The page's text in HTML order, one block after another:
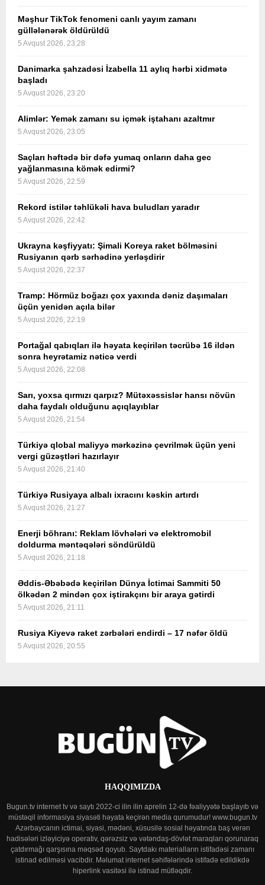
Məşhur TikTok fenomeni canlı yayım zamanı
güllələnərək öldürüldü
5 Avqust 2026, 23:28
Danimarka şahzadəsi İzabella 11 aylıq hərbi xidmətə
başladı
5 Avqust 2026, 23:20
Alimlər: Yemək zamanı su içmək iştahanı azaltmır
5 Avqust 2026, 23:05
Saçları həftədə bir dəfə yumaq onların daha gec
yağlanmasına kömək edirmi?
5 Avqust 2026, 22:59
Rekord istilər təhlükəli hava buludları yaradır
5 Avqust 2026, 22:42
Ukrayna kəşfiyyatı: Şimali Koreya raket bölməsini
Rusiyanın qərb sərhədinə yerləşdirir
5 Avqust 2026, 22:37
Tramp: Hörmüz boğazı çox yaxında dəniz daşımaları
üçün yenidən açıla bilər
5 Avqust 2026, 22:19
Portağal qabıqları ilə həyata keçirilən təcrübə 16 ildən
sonra heyrətamiz nəticə verdi
5 Avqust 2026, 22:08
Sarı, yoxsa qırmızı qarpız? Mütəxəssislər hansı növün
daha faydalı olduğunu açıqlayıblar
5 Avqust 2026, 21:54
Türkiyə qlobal maliyyə mərkəzinə çevrilmək üçün yeni
vergi güzəştləri hazırlayır
5 Avqust 2026, 21:40
Türkiyə Rusiyaya albalı ixracını kəskin artırdı
5 Avqust 2026, 21:27
Enerji böhranı: Reklam lövhələri və elektromobil
doldurma məntəqələri söndürüldü
5 Avqust 2026, 21:18
Əddis-Əbəbədə keçirilən Dünya İctimai Sammiti 50
ölkədən 2 mindən çox iştirakçını bir araya gətirdi
5 Avqust 2026, 21:11
Rusiya Kiyevə raket zərbələri endirdi – 17 nəfər öldü
5 Avqust 2026, 20:55
HAQQIMIZDA
Bugun.tv internet tv və saytı 2022-ci ilin ilin aprelin 12-də fəaliyyətə başlayıb və
müstəqil informasiya siyasəti həyata keçirən media qurumudur! www.bugun.tv
Azərbaycanın ictimai, siyasi, mədəni, xüsusilə sosial həyatında baş verən
hadisələri izləyiciyə operativ, qərəzsiz və vətəndaş-dövlət maraqları qorunaraq
çatdırmağı qarşısına məqsəd qoyub. Saytdakı materialların istifadəsi zamanı
istinad edilməsi vacibdir. Məlumat internet səhifələrində istifadə edildikdə
hiperlink vasitəsi ilə istinad mütləqdir.